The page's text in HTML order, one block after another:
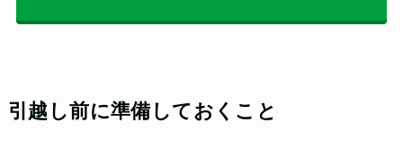
引越し前に準備しておくこと